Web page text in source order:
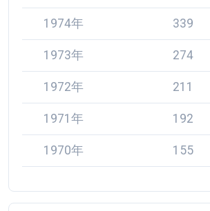
1974年 339
1973年 274
1972年 211
1971年 192
1970年 155